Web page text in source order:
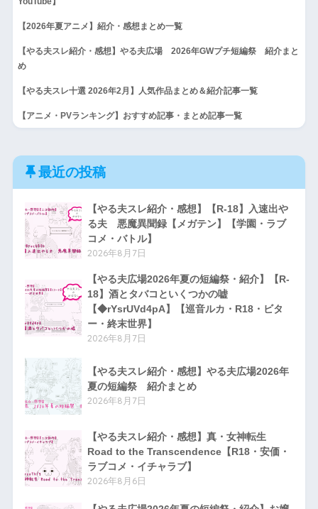
【2026年夏アニメ】紹介・感想まとめ一覧
【やる夫スレ紹介・感想】やる夫広場 2026年GWプチ短編祭 紹介まと
め
【やる夫スレ十選 2026年2月】人気作品まとめ＆紹介記事一覧
【アニメ・PVランキング】おすすめ記事・まとめ記事一覧
最近の投稿
【やる夫スレ紹介・感想】【R-18】入速出や
る夫 悪魔異聞録【メガテン】【学園・ラブ
コメ・バトル】
2026年8月7日
【やる夫広場2026年夏の短編祭・紹介】【R-
18】酒とタバコといくつかの嘘
【◆rYsrUVd4pA】【巡音ルカ・R18・ビタ
ー・終末世界】
2026年8月7日
【やる夫スレ紹介・感想】やる夫広場2026年
夏の短編祭 紹介まとめ
2026年8月7日
【やる夫スレ紹介・感想】真・女神転生
Road to the Transcendence【R18・安価・
ラブコメ・イチャラブ】
2026年8月6日